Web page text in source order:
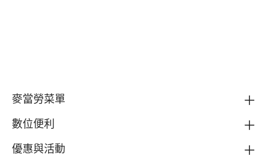
麥當勞菜單
數位便利
優惠與活動